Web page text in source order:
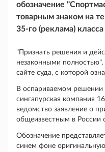
обозначение
товарным знаком на
35-го (реклама)
"Признать решения и
незаконными
сайте суда, с которой
В оспариваемом решении
сингапурская компания
ведомство заявление о
общеизвестным в России
Обозначение
синем фоне